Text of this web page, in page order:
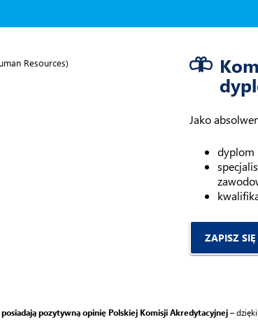
Jako
dyplom
ZAPISZ
posiadają pozytywną opinię Polskiej Komisji Akredytacyjnej –